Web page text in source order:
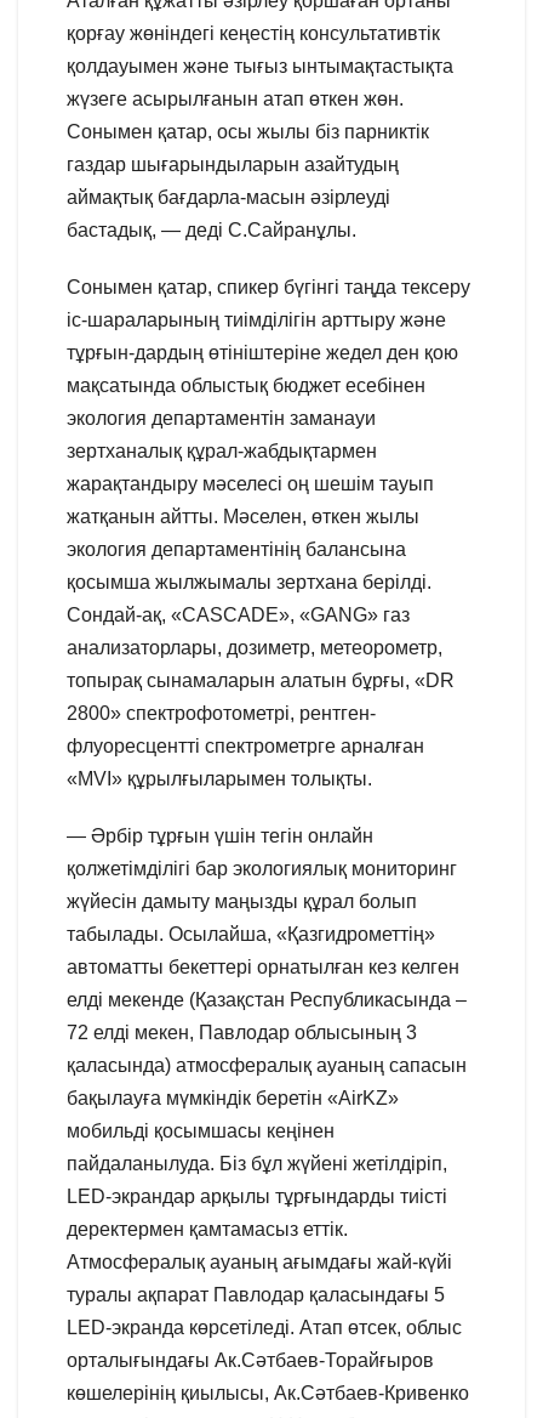
қорғау жөніндегі кеңестің консультативтік
қолдауымен және тығыз ынтымақтастықта
жүзеге асырылғанын атап өткен жөн.
Сонымен қатар, осы жылы біз парниктік
газдар шығарындыларын азайтудың
аймақтық бағдарла-масын әзірлеуді
бастадық, — деді С.Сайранұлы.
Сонымен қатар, спикер бүгінгі таңда тексеру
іс-шараларының тиімділігін арттыру және
тұрғын-дардың өтініштеріне жедел ден қою
мақсатында облыстық бюджет есебінен
экология департаментін заманауи
зертханалық құрал-жабдықтармен
жарақтандыру мәселесі оң шешім тауып
жатқанын айтты. Мәселен, өткен жылы
экология департаментінің балансына
қосымша жылжымалы зертхана берілді.
Сондай-ақ, «CASCADE», «GANG» газ
анализаторлары, дозиметр, метеорометр,
топырақ сынамаларын алатын бұрғы, «DR
2800» спектрофотометрі, рентген-
флуоресцентті спектрометрге арналған
«MVI» құрылғыларымен толықты.
— Әрбір тұрғын үшін тегін онлайн
қолжетімділігі бар экологиялық мониторинг
жүйесін дамыту маңызды құрал болып
табылады. Осылайша, «Қазгидрометтің»
автоматты бекеттері орнатылған кез келген
елді мекенде (Қазақстан Республикасында –
72 елді мекен, Павлодар облысының 3
қаласында) атмосфералық ауаның сапасын
бақылауға мүмкіндік беретін «AirKZ»
мобильді қосымшасы кеңінен
пайдаланылуда. Біз бұл жүйені жетілдіріп,
LED-экрандар арқылы тұрғындарды тиісті
деректермен қамтамасыз еттік.
Атмосфералық ауаның ағымдағы жай-күйі
туралы ақпарат Павлодар қаласындағы 5
LED-экранда көрсетіледі. Атап өтсек, облыс
орталығындағы Ак.Сәтбаев-Торайғыров
көшелерінің қиылысы, Ак.Сәтбаев-Кривенко